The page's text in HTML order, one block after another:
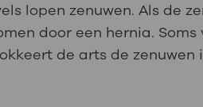
lopen zenuwen. Als de
door een hernia.
de arts de zenuwen